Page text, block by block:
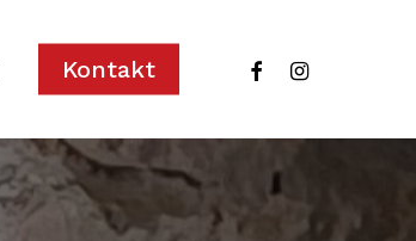
Kontakt facebookinstagram